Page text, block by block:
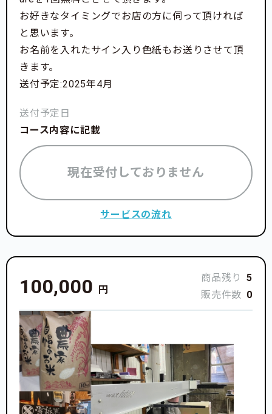
お好きなタイミングでお店の方に伺って頂ければ
と思います。
お名前を入れたサイン入り色紙もお送りさせて頂
きます。
送付予定:2025年4月
送付予定日
コース内容に記載
現在受付しておりません
サービスの流れ
100,000 円
商品残り
5
販売件数 0